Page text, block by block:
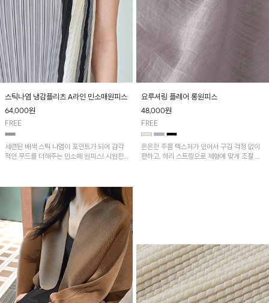
스틱나염 냉감플리츠 A라인 민소매원피스
64,000원
FREE
세련된 배색 스틱 나염이 포인트가 되어 감각
적인 무드를 더해주는 민소매 원피스! 시원한
인 실루엣이 여성스럽고 편안한 핏을 연출해
요루셔링 플레어 롱원피스
48,000원
FREE
은은한 주름 텍스처가 있어서 구김 걱정 없이
편하고, 허리 스트링으로 체형에 맞게 조절 가